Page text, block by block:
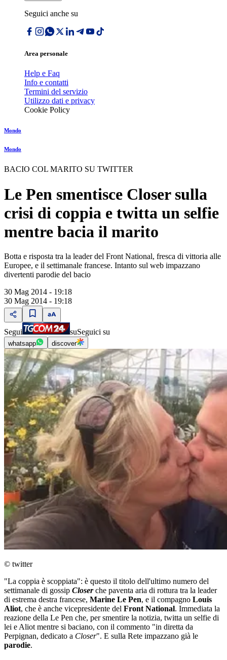
Seguici anche su
Area personale
Help e Faq
Info e contatti
Termini del servizio
Utilizzo dati e privacy
Cookie Policy
Mondo
Mondo
BACIO COL MARITO SU TWITTER
Le Pen smentisce Closer sulla
crisi di coppia e twitta un selfie
mentre bacia il marito
Botta e risposta tra la leader del Front National, fresca di vittoria alle
Europee, e il settimanale francese. Intanto sul web impazzano
divertenti parodie del bacio
30 Mag 2014 - 19:18
30 Mag 2014 - 19:18
Segui suSeguici su
whatsapp discover
© twitter
"La coppia è scoppiata": è questo il titolo dell'ultimo numero del
settimanale di gossip Closerche paventa aria di rottura tra la leader
di estrema destra francese, Marine Le Pen, e il compagno Louis
Aliot, che è anche vicepresidente del Front National. Immediata la
reazione della Le Pen che, per smentire la notizia, twitta un selfie di
lei e Aliot mentre si baciano, con il commento "in diretta da
Perpignan, dedicato a Closer". E sulla Rete impazzano già le
parodie.